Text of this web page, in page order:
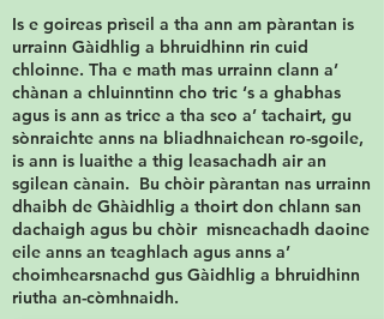
Is e goireas prìseil a tha ann am pàrantan is
urrainn Gàidhlig a bhruidhinn rin cuid
chloinne. Tha e math mas urrainn clann a’
chànan a chluinntinn cho tric ‘s a ghabhas
agus is ann as trice a tha seo a’ tachairt, gu
sònraichte anns na bliadhnaichean ro-sgoile,
is ann is luaithe a thig leasachadh air an
sgilean cànain. Bu chòir pàrantan nas urrainn
dhaibh de Ghàidhlig a thoirt don chlann san
dachaigh agus bu chòir misneachadh daoine
eile anns an teaghlach agus anns a’
choimhearsnachd gus Gàidhlig a bhruidhinn
riutha an-còmhnaidh.